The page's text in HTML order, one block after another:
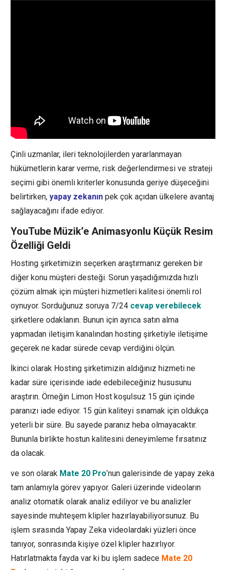
Çinli uzmanlar, ileri teknolojilerden yararlanmayan
hükümetlerin karar verme, risk değerlendirmesi ve strateji
seçimi gibi önemli kriterler konusunda geriye düşeceğini
belirtirken, yapay zekanın pek çok açıdan ülkelere avantaj
sağlayacağını ifade ediyor.
YouTube Müzik’e Animasyonlu Küçük Resim
Özelliği Geldi
Hosting şirketimizin seçerken araştırmanız gereken bir
diğer konu müşteri desteği. Sorun yaşadığımızda hızlı
çözüm almak için müşteri hizmetleri kalitesi önemli rol
oynuyor. Sorduğunuz soruya 7/24 cevap verebilecek
şirketlere odaklanın. Bunun için ayrıca satın alma
yapmadan iletişim kanalından hosting şirketiyle iletişime
geçerek ne kadar sürede cevap verdiğini ölçün.
İkinci olarak Hosting şirketimizin aldığınız hizmeti ne
kadar süre içerisinde iade edebileceğiniz hususunu
araştırın. Örneğin Limon Host koşulsuz 15 gün içinde
paranızı iade ediyor. 15 gün kaliteyi sınamak için oldukça
yeterli bir süre. Bu sayede paranız heba olmayacaktır.
Bununla birlikte hostun kalitesini deneyimleme fırsatınız
da olacak.
ve son olarak Mate 20 Pro’nun galerisinde de yapay zeka
tam anlamıyla görev yapıyor. Galeri üzerinde videoların
analiz otomatik olarak analiz ediliyor ve bu analizler
sayesinde muhteşem klipler hazırlayabiliyorsunuz. Bu
işlem sırasında Yapay Zeka videolardaki yüzleri önce
tanıyor, sonrasında kişiye özel klipler hazırlıyor.
Hatırlatmakta fayda var ki bu işlem sadece Mate 20